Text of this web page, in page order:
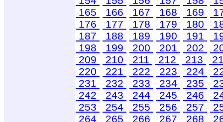
165
166 167 168 169
176
177 178 179 180
187
188 189 190 191
198
199 200 201 202
209
210 211 212 213
220
221 222 223 224
231
232 233 234 235
242
243 244 245 246
253
254 255 256 257
264
265 266 267 268